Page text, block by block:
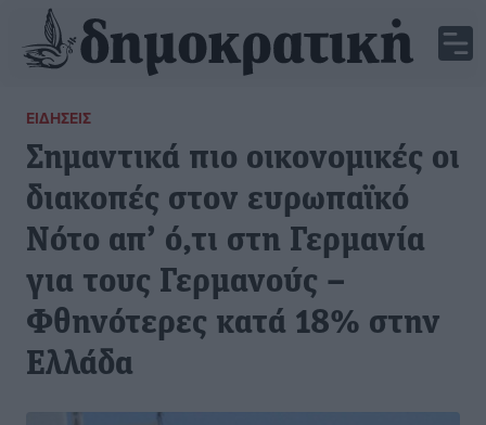
ΕΙΔΉΣΕΙΣ
Σημαντικά πιο οικονομικές οι
διακοπές στον ευρωπαϊκό
Νότο απ’ ό,τι στη Γερμανία
για τους Γερμανούς –
Φθηνότερες κατά 18% στην
Ελλάδα